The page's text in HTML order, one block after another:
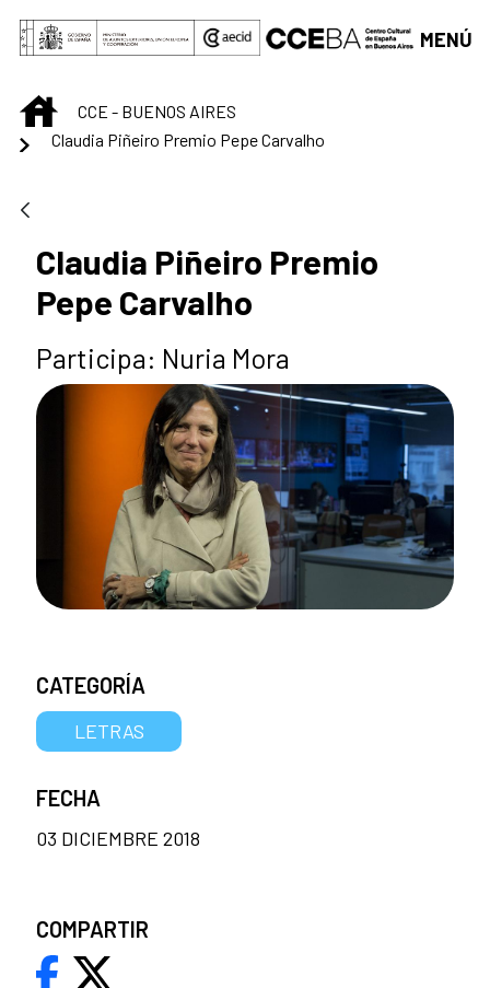
Saltar al contenido principal
MENÚ
INICIOCCE - BUENOS AIRES
Claudia Piñeiro Premio Pepe Carvalho
Claudia Piñeiro Premio
Pepe Carvalho
Participa: Nuria Mora
CATEGORÍA
LETRAS
FECHA
03 DICIEMBRE 2018
COMPARTIR